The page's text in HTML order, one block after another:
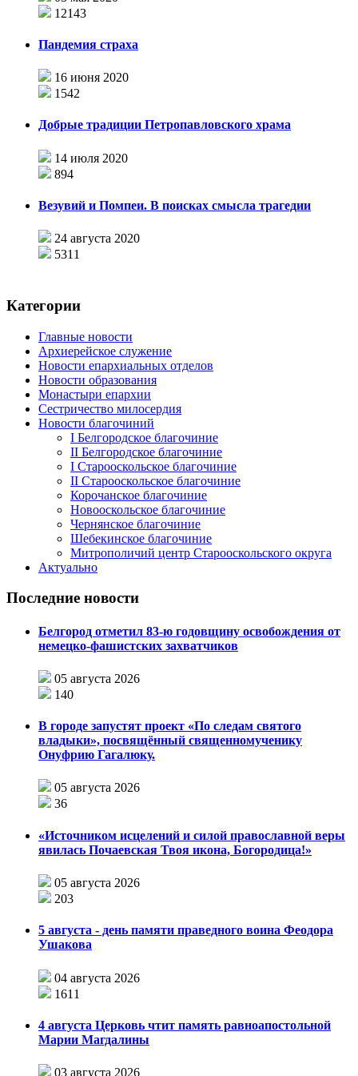
12143
Пандемия страха
16 июня 2020
1542
Добрые традиции Петропавловского храма
14 июля 2020
894
Везувий и Помпеи. В поисках смысла трагедии
24 августа 2020
5311
Категории
Главные новости
Архиерейское служение
Новости епархиальных отделов
Новости образования
Монастыри епархии
Сестричество милосердия
Новости благочиний
I Белгородское благочиние
II Белгородское благочиние
I Старооскольское благочиние
II Старооскольское благочиние
Корочанское благочиние
Новооскольское благочиние
Чернянское благочиние
Шебекинское благочиние
Митрополичий центр Старооскольского округа
Актуально
Последние новости
Белгород отметил 83-ю годовщину освобождения от
немецко-фашистских захватчиков
05 августа 2026
140
В городе запустят проект «По следам святого
владыки», посвящённый священномученику
Онуфрию Гагалюку.
05 августа 2026
36
«Источником исцелений и силой православной веры
явилась Почаевская Твоя икона, Богородица!»
05 августа 2026
203
5 августа - день памяти праведного воина Феодора
Ушакова
04 августа 2026
1611
4 августа Церковь чтит память равноапостольной
Марии Магдалины
03 августа 2026